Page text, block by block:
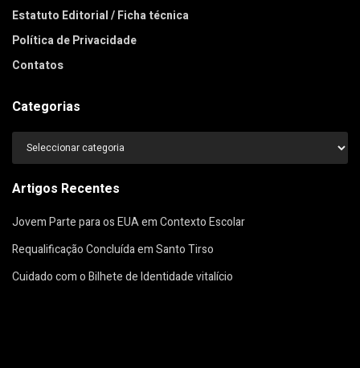
Estatuto Editorial / Ficha técnica
Política de Privacidade
Contatos
Categorias
Categorias
Artigos Recentes
Jovem Parte para os EUA em Contexto Escolar
Requalificação Concluída em Santo Tirso
Cuidado com o Bilhete de Identidade vitalício